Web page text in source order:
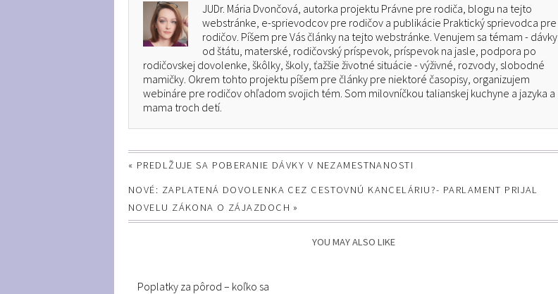
JUDr. Mária Dvončová, autorka projektu Právne pre rodiča, blogu na tejto
webstránke, e-sprievodcov pre rodičov a publikácie Praktický sprievodca pre
rodičov. Píšem pre Vás články na tejto webstránke. Venujem sa témam - dávky
od štátu, materské, rodičovský príspevok, príspevok na jasle, podpora po
rodičovskej dovolenke, škôlky, školy, ťažšie životné situácie - výživné, rozvody, slobodné
mamičky. Okrem tohto projektu píšem pre články pre niektoré časopisy, organizujem
webináre pre rodičov ohľadom svojich tém. Som milovníčkou talianskej kuchyne a jazyka a
mama troch detí.
« PREDLŽUJE SA POBERANIE DÁVKY V NEZAMESTNANOSTI
NOVÉ: ZAPLATENÁ DOVOLENKA CEZ CESTOVNÚ KANCELÁRIU?- PARLAMENT PRIJAL
NOVELU ZÁKONA O ZÁJAZDOCH »
YOU MAY ALSO LIKE
Poplatky za pôrod – koľko sa